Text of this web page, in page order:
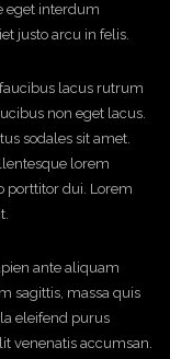
eget interdum
justo arcu in felis.
lacus rutrum
non eget lacus.
sodales sit amet.
lorem
porttitor dui. Lorem
ante aliquam
sagittis, massa quis
eleifend purus
venenatis accumsan.